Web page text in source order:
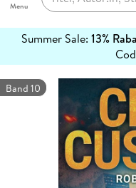
Menu
Summer Sale: 13%
erfahren
Band 10